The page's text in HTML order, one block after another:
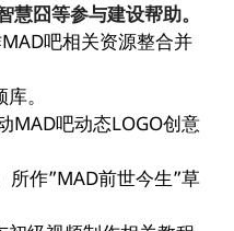
慧囧等参与建设帮助。
吧相关资源整合并
。
MAD吧动态LOGO创意
作”MAD前世今生”草